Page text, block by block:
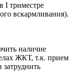
I триместре
вскармливания).
наличие
ЖКТ, т.к. прием